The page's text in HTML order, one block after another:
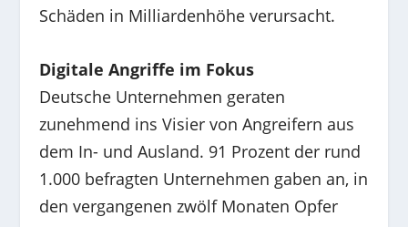
Schäden in Milliardenhöhe verursacht.
Digitale Angriffe im Fokus
Deutsche Unternehmen geraten
zunehmend ins Visier von Angreifern aus
dem In- und Ausland. 91 Prozent der rund
1.000 befragten Unternehmen gaben an, in
den vergangenen zwölf Monaten Opfer